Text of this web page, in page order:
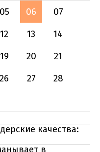
05 06
07
12 13
14
19 20
21
26 27
28
качества:
в